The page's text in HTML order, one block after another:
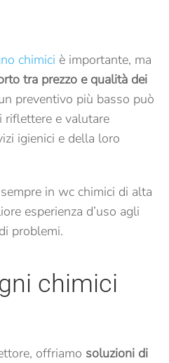
chimici è importante, ma
tra prezzo e qualità dei
preventivo più basso può
riflettere e valutare
igienici e della loro
in wc chimici di alta
esperienza d’uso agli
problemi.
chimici
offriamo soluzioni di